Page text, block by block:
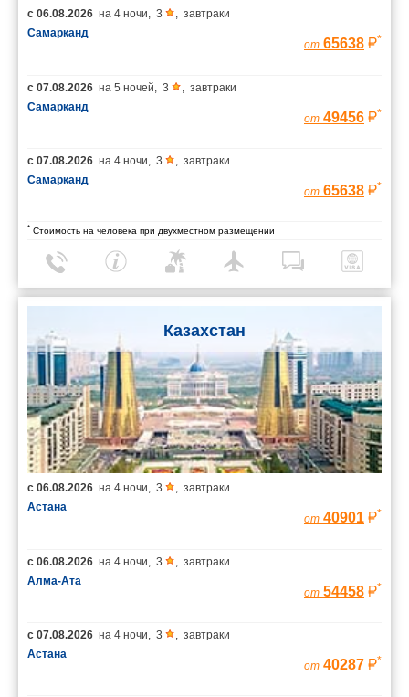
с 06.08.2026 на 4 ночи, 3 , завтраки
Самарканд
от 65638 *
с 07.08.2026 на 5 ночей, 3 , завтраки
Самарканд
от 49456 *
с 07.08.2026 на 4 ночи, 3 , завтраки
Самарканд
от 65638 *
* Стоимость на человека при двухместном размещении
Казахстан
с 06.08.2026 на 4 ночи, 3 , завтраки
Астана
от 40901 *
с 06.08.2026 на 4 ночи, 3 , завтраки
Алма-Ата
от 54458 *
с 07.08.2026 на 4 ночи, 3 , завтраки
Астана
от 40287 *